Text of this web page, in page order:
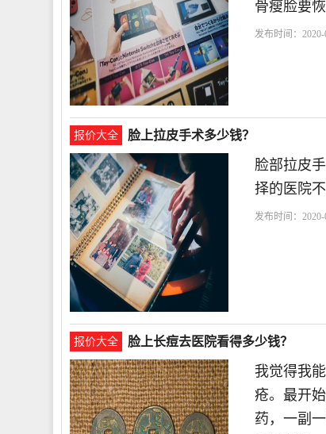
骨瘦脸要
发布时间：2020-
报价大全 脸上拉皮手术多少钱？
脸部拉皮
择的医院
发布时间：2020-
报价大全 脸上长痘去医院看得多少钱？
我觉得我
疮。最开
药，一副